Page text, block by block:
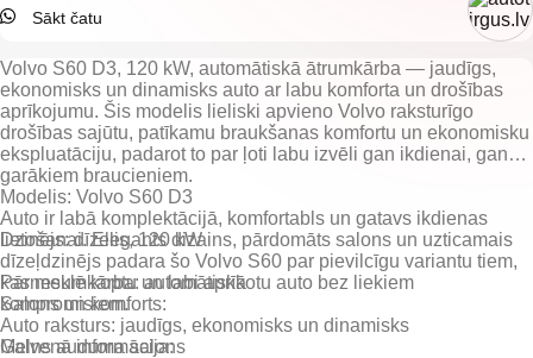
Sākt čatu
Volvo S60 D3, 120 kW, automātiskā ātrumkārba — jaudīgs,
ekonomisks un dinamisks auto ar labu komforta un drošības
aprīkojumu. Šis modelis lieliski apvieno Volvo raksturīgo
drošības sajūtu, patīkamu braukšanas komfortu un ekonomisku
ekspluatāciju, padarot to par ļoti labu izvēli gan ikdienai, gan
garākiem braucieniem.
Auto ir labā komplektācijā, komfortabls un gatavs ikdienas
lietošanai. Elegants dizains, pārdomāts salons un uzticamais
dīzeļdzinējs padara šo Volvo S60 par pievilcīgu variantu tiem,
kas meklē koptu un labi aprīkotu auto bez liekiem
kompromisiem.
Modelis: Volvo S60 D3
Dzinējs: dīzelis, 120 kW
Pārnesumkārba: automātiskā
Auto raksturs: jaudīgs, ekonomisks un dinamisks
Melns auduma salons